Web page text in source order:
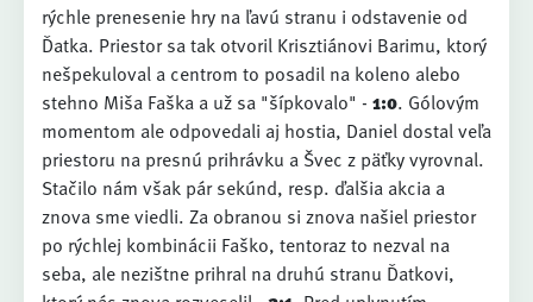
rýchle prenesenie hry na ľavú stranu i odstavenie od
Ďatka. Priestor sa tak otvoril Krisztiánovi Barimu, ktorý
nešpekuloval a centrom to posadil na koleno alebo
stehno Miša Faška a už sa "šípkovalo" - 1:0. Gólovým
momentom ale odpovedali aj hostia, Daniel dostal veľa
priestoru na presnú prihrávku a Švec z päťky vyrovnal.
Stačilo nám však pár sekúnd, resp. ďalšia akcia a
znova sme viedli. Za obranou si znova našiel priestor
po rýchlej kombinácii Faško, tentoraz to nezval na
seba, ale nezištne prihral na druhú stranu Ďatkovi,